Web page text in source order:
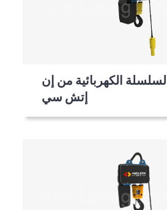
الكهربائية من إن
إتش سي